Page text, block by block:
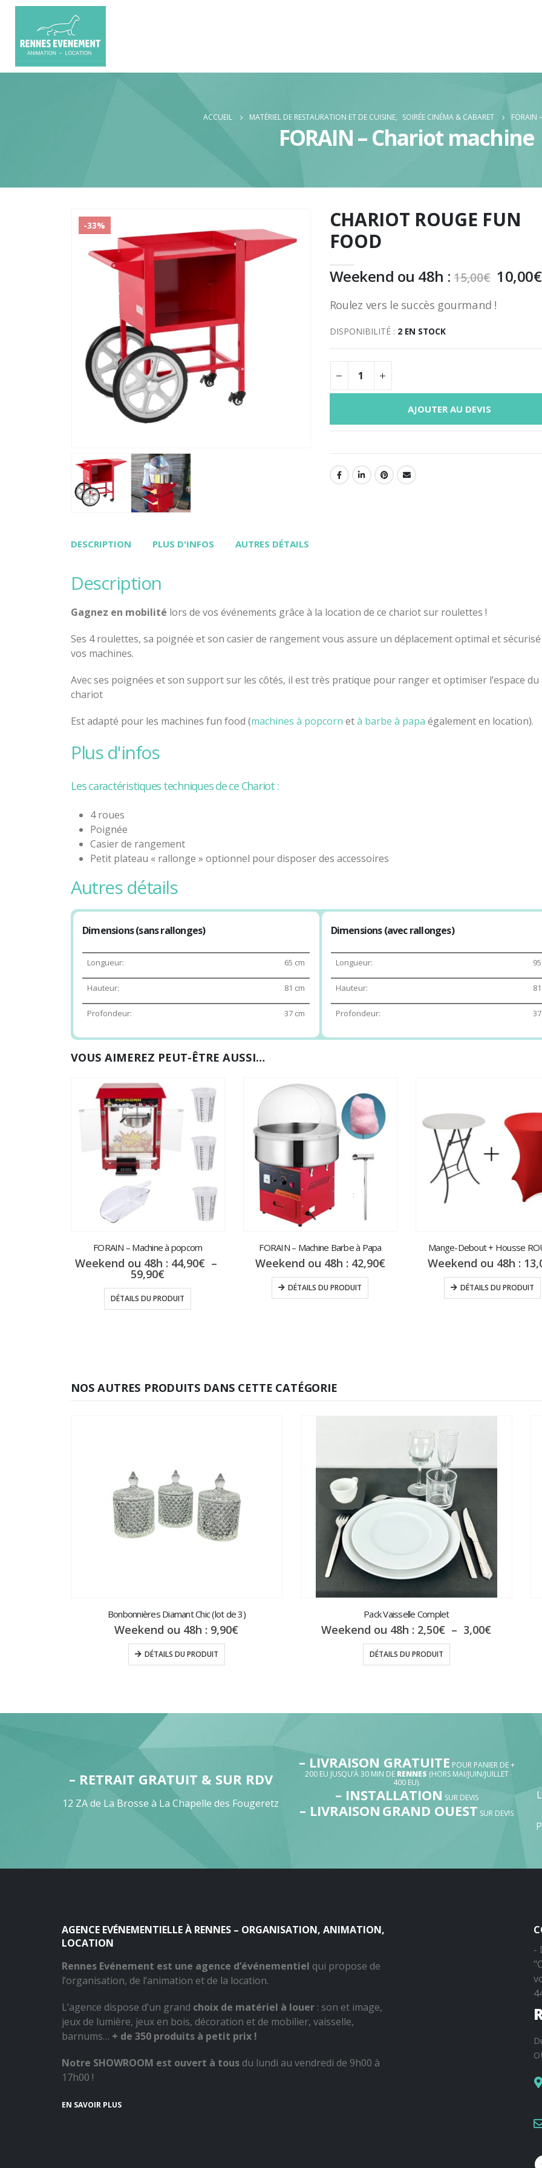
ACCUEIL MATÉRIEL DE RESTAURATION ET DE CUISINE, SOIRÉE CINÉMA & CABARET FORAIN
FORAIN – Chariot machine
-33%
CHARIOT ROUGE FUN
FOOD
Weekend ou 48h :15,00€ Le
prix
initial
10,00€
Roulez vers le succès gourmand !
DISPONIBILITÉ : 2 EN STOCK
AJOUTER AU DEVIS
DESCRIPTION PLUS D'INFOS AUTRES DÉTAILS
description
Gagnez en mobilité lors de vos événements grâce à la location de ce chariot sur roulettes !
Ses 4 roulettes, sa poignée et son casier de rangement vous assure un déplacement optimal et
vos machines.
Avec ses poignées et son support sur les côtés, il est très pratique pour ranger et optimiser l’espace du
chariot
Est adapté pour les machines fun food (machines à popcorn età barbe à papa également en location).
plus d'infos
Les caractéristiques techniques de ce Chariot :
4 roues
Poignée
Casier de rangement
Petit plateau « rallonge » optionnel pour disposer des accessoires
autres détails
Dimensions (sans rallonges)
Longueur: 65 cm
Hauteur: 81 cm
Profondeur: 37 cm
Dimensions (avec rallonges)
Longueur:
Hauteur:
Profondeur:
VOUS AIMEREZ PEUT-ÊTRE AUSSI…
FORAIN – Machine à popcorn
Weekend ou 48h : 44,90€ –
59,90€Plage
de
prix :
44,90€
DÉTAILS DU PRODUIT
FORAIN – Machine Barbe à Papa
Weekend ou 48h : 42,90€
DÉTAILS DU PRODUIT
Mange-Debout + Housse
Weekend ou 48h :
DÉTAILS DU PRODUIT
NOS AUTRES PRODUITS DANS CETTE CATÉGORIE
Bonbonnières Diamant Chic (lot de 3)
Weekend ou 48h : 9,90€
DÉTAILS DU PRODUIT
Pack Vaisselle Complet
Weekend ou 48h : 2,50€ – 3,00€Plage
DÉTAILS DU PRODUIT
– RETRAIT GRATUIT & SUR RDV
12 ZA de La Brosse à La Chapelle des Fougeretz
– LIVRAISON GRATUITE POUR PANIER DE +
200 EU JUSQU’À 30 MIN DE RENNES (HORS MAI/JUIN/JUILLET
400 EU).
– INSTALLATION SUR DEVIS
– LIVRAISON GRAND OUEST SUR DEVIS
AGENCE EVÉNEMENTIELLE À RENNES – ORGANISATION, ANIMATION,
LOCATION
Rennes Evénement est une agence d’événementiel qui propose de
l’organisation, de l’animation et de la location.
L’agence dispose d’un grand choix de matériel à louer : son et image,
jeux de lumière, jeux en bois, décoration et de mobilier, vaisselle,
barnums… + de 350 produits à petit prix !
Notre SHOWROOM est ouvert à tous du lundi au vendredi de 9h00 à
17h00 !
EN SAVOIR PLUS
-